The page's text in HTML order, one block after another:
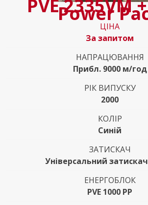
PVE 2335VM
Power
ЦІНА
За запитом
НАПРАЦЮВАННЯ
Прибл. 9000 м/год
РІК ВИПУСКУ
2000
КОЛІР
Синій
ЗАТИСКАЧ
Універсальний
ЕНЕРГОБЛОК
PVE 1000 PP